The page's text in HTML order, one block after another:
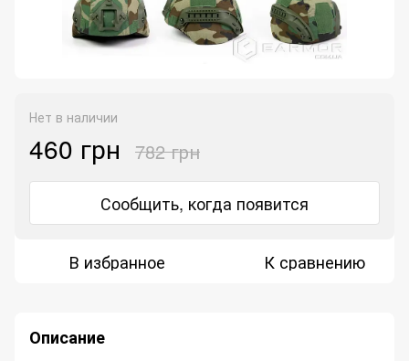
Нет в наличии
460 грн 782 грн
Сообщить, когда появится
В избранное К сравнению
Описание